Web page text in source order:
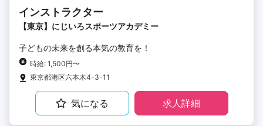
インストラクター
【東京】にじいろスポーツアカデミー
子どもの未来を創る本気の教育を！
時給: 1,500円〜
東京都港区六本木4-3-11
気になる 求人詳細